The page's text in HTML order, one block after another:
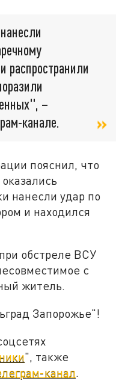
распространили
–
канале.
пояснил, что
нанесли удар по
и находился
обстреле ВСУ
с
житель.
Запорожье"!
", также
канал.